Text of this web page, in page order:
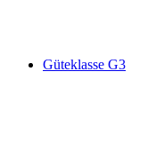
Güteklasse G3